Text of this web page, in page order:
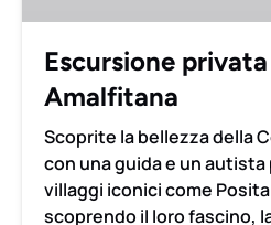
Escursione
Amalfitana
Scoprite la bellezza della
con una guida e un
villaggi iconici come
scoprendo il loro fascino,